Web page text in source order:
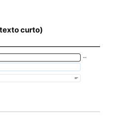
curto)